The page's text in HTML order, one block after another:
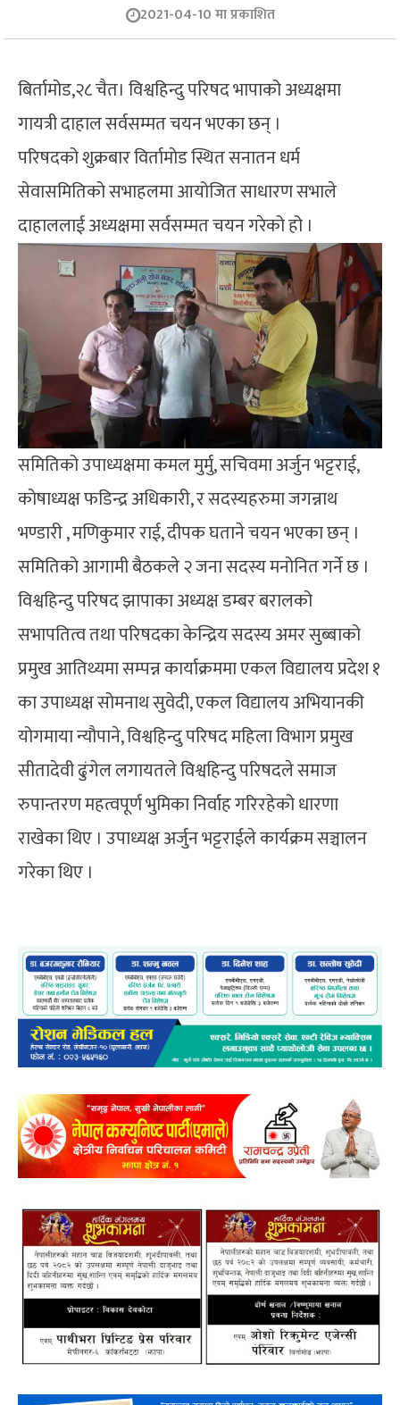
2021-04-10 मा प्रकाशित
बिर्तामोड,२८ चैत। विश्वहिन्दु परिषद भापाको अध्यक्षमा
गायत्री दाहाल सर्वसम्मत चयन भएका छन् ।
परिषदको शुक्रबार विर्तामोड स्थित सनातन धर्म
सेवासमितिको सभाहलमा आयोजित साधारण सभाले
दाहाललाई अध्यक्षमा सर्वसम्मत चयन गरेको हो ।
समितिको उपाध्यक्षमा कमल मुर्मु, सचिवमा अर्जुन भट्टराई,
कोषाध्यक्ष फडिन्द्र अधिकारी, र सदस्यहरुमा जगन्नाथ
भण्डारी , मणिकुमार राई, दीपक घताने चयन भएका छन् ।
समितिको आगामी बैठकले २ जना सदस्य मनोनित गर्ने छ ।
विश्वहिन्दु परिषद झापाका अध्यक्ष डम्बर बरालको
सभापतित्व तथा परिषदका केन्द्रिय सदस्य अमर सुब्बाको
प्रमुख आतिथ्यमा सम्पन्न कार्याक्रममा एकल विद्यालय प्रदेश १
का उपाध्यक्ष सोमनाथ सुवेदी, एकल विद्यालय अभियानकी
योगमाया न्यौपाने, विश्वहिन्दु परिषद महिला विभाग प्रमुख
सीतादेवी ढुंगेल लगायतले विश्वहिन्दु परिषदले समाज
रुपान्तरण महत्वपूर्ण भुमिका निर्वाह गरिरहेको धारणा
राखेका थिए । उपाध्यक्ष अर्जुन भट्टराईले कार्यक्रम सञ्चालन
गरेका थिए ।